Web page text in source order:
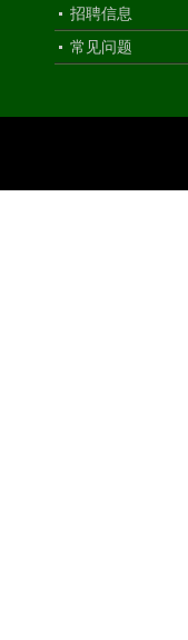
招聘信息
常见问题